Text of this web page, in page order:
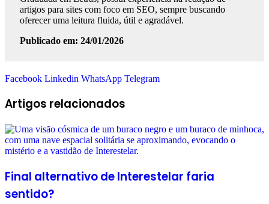
artigos para sites com foco em SEO, sempre buscando
oferecer uma leitura fluida, útil e agradável.
Publicado em: 24/01/2026
Facebook Linkedin WhatsApp Telegram
Artigos relacionados
Final alternativo de Interestelar faria
sentido?